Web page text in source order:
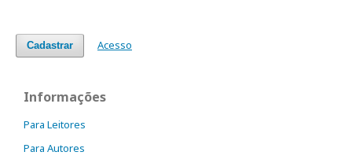
Cadastrar Acesso
Informações
Para Leitores
Para Autores